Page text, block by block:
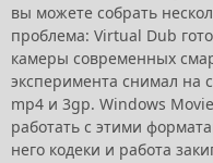
вы можете собрать
проблема: Virtual Dub
камеры современных
эксперимента снимал на
mp4 и 3gp. Windows
работать с этими
него кодеки и работа